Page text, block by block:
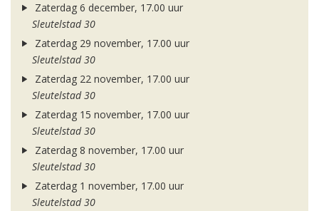
Zaterdag 6 december, 17.00 uur
Sleutelstad 30
Zaterdag 29 november, 17.00 uur
Sleutelstad 30
Zaterdag 22 november, 17.00 uur
Sleutelstad 30
Zaterdag 15 november, 17.00 uur
Sleutelstad 30
Zaterdag 8 november, 17.00 uur
Sleutelstad 30
Zaterdag 1 november, 17.00 uur
Sleutelstad 30